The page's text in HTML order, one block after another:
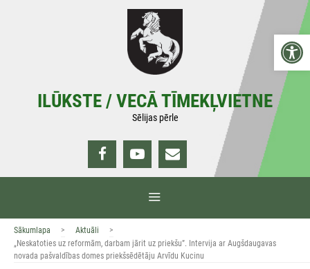
ILŪKSTE / VECĀ TĪMEKĻVIETNE
Sēlijas pērle
Sākumlapa > Aktuāli
>
„Neskatoties uz reformām, darbam jārit uz priekšu”. Intervija ar Augšdaugavas
novada pašvaldības domes priekšsēdētāju Arvīdu Kucinu